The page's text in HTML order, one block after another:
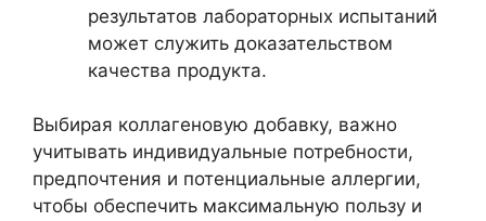
результатов лабораторных испытаний
может служить доказательством
качества продукта.
Выбирая коллагеновую добавку, важно
учитывать индивидуальные потребности,
предпочтения и потенциальные аллергии,
чтобы обеспечить максимальную пользу и